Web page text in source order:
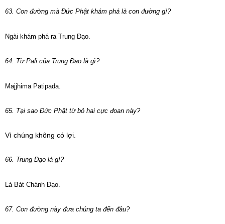
63. Con đường mà Đức Phật khám phá là con đường gì?
Ngài khám phá ra Trung Đạo.
64. Từ Pali của Trung Đạo là gì?
Majjhima Patipada.
65. Tại sao Đức Phật từ bỏ hai cực đoan này?
Vì chúng không có lợi.
66. Trung Đạo là gì?
Là Bát Chánh Đạo.
67. Con đường này đưa chúng ta đến đâu?